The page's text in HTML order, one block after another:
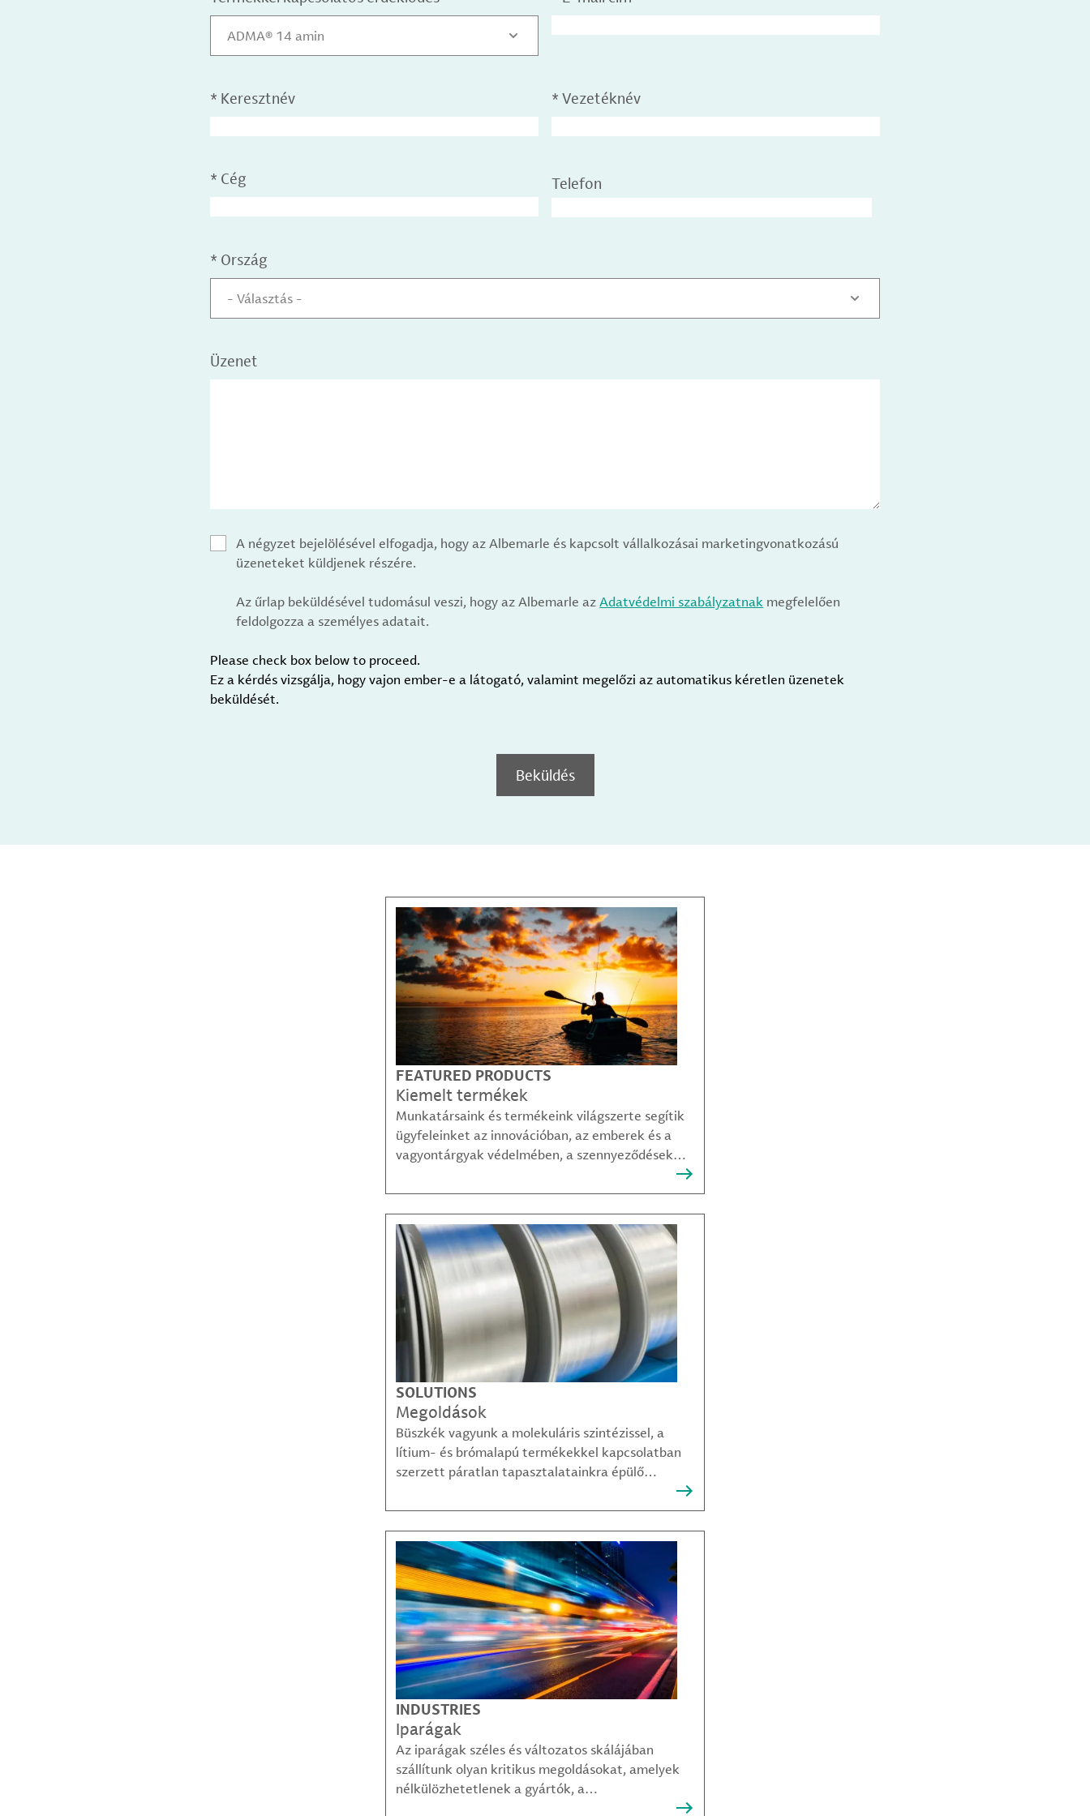
ADMA® 14 amin
* Keresztnév * Vezetéknév
* Cég Telefon
* Ország
- Választás -
Üzenet
A négyzet bejelölésével elfogadja, hogy az Albemarle és kapcsolt vállalkozásai marketingvonatkozású
üzeneteket küldjenek részére.
Az űrlap beküldésével tudomásul veszi, hogy az Albemarle azAdatvédelmi szabályzatnak megfelelően
feldolgozza a személyes adatait.
Please check box below to proceed.
Ez a kérdés vizsgálja, hogy vajon ember-e a látogató, valamint megelőzi az automatikus kéretlen üzenetek
beküldését.
Beküldés
FEATURED PRODUCTS
Kiemelt termékek
Munkatársaink és termékeink világszerte segítik
ügyfeleinket az innovációban, az emberek és a
vagyontárgyak védelmében, a szennyeződések
kommunikáció és a növekedés fenntarthatóbb
módjainak megteremtésében.
SOLUTIONS
Megoldások
Büszkék vagyunk a molekuláris szintézissel, a
lítium- és brómalapú termékekkel kapcsolatban
szerzett páratlan tapasztalatainkra épülő
legösszetettebb kihívásai is sikerrel leküzdhetők.
INDUSTRIES
Iparágak
Az iparágak széles és változatos skálájában
szállítunk olyan kritikus megoldásokat, amelyek
nélkülözhetetlenek a gyártók, a